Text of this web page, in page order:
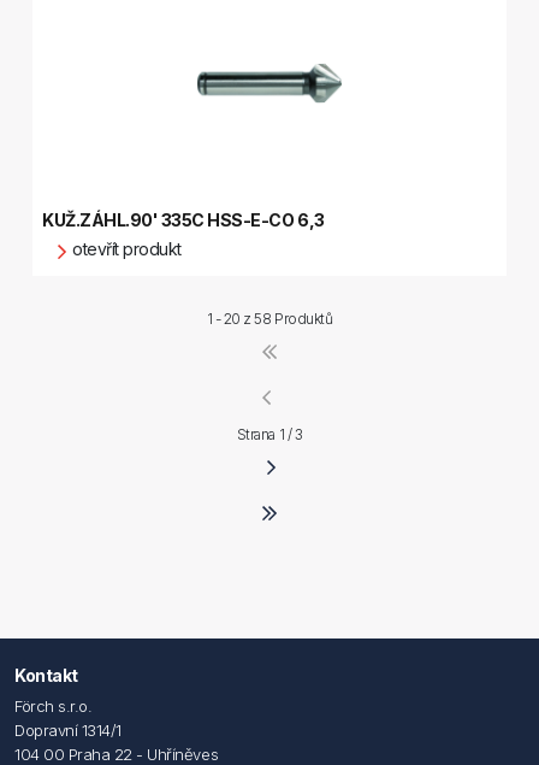
KUŽ.ZÁHL.90' 335C HSS-E-CO 6,3
otevřít produkt
1 - 20 z58 Produktů
Strana 1 / 3
Kontakt
Förch s.r.o.
Dopravní 1314/1
104 00 Praha 22 - Uhříněves